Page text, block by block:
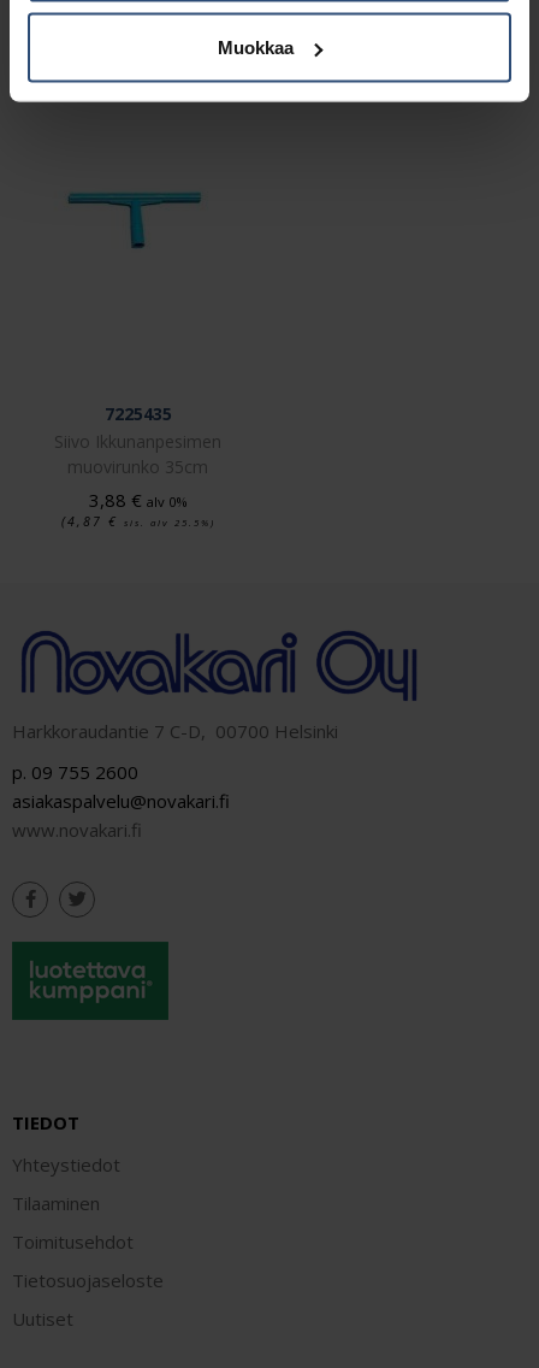
Muokkaa
Liittyvät tuotteet
7225435
Siivo Ikkunanpesimen
muovirunko 35cm
3,88 € alv 0%
(4,87 € sis. alv 25.5%)
Harkkoraudantie 7 C-D, 00700 Helsinki
p. 09 755 2600
asiakaspalvelu@novakari.fi
www.novakari.fi
TIEDOT
Yhteystiedot
Tilaaminen
Toimitusehdot
Tietosuojaseloste
Uutiset